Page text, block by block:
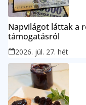
Napvilágot láttak a
támogatásról
2026. júl. 27. hét